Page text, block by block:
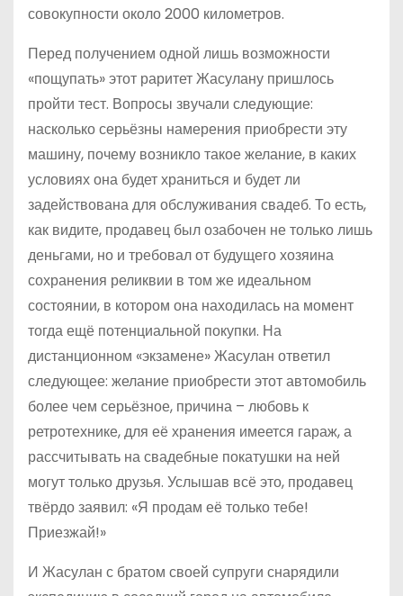
совокупности около 2000 километров.
Перед получением одной лишь возможности
«пощупать» этот раритет Жасулану пришлось
пройти тест. Вопросы звучали следующие:
насколько серьёзны намерения приобрести эту
машину, почему возникло такое желание, в каких
условиях она будет храниться и будет ли
задействована для обслуживания свадеб. То есть,
как видите, продавец был озабочен не только лишь
деньгами, но и требовал от будущего хозяина
сохранения реликвии в том же идеальном
состоянии, в котором она находилась на момент
тогда ещё потенциальной покупки. На
дистанционном «экзамене» Жасулан ответил
следующее: желание приобрести этот автомобиль
более чем серьёзное, причина – любовь к
ретротехнике, для её хранения имеется гараж, а
рассчитывать на свадебные покатушки на ней
могут только друзья. Услышав всё это, продавец
твёрдо заявил: «Я продам её только тебе!
Приезжай!»
И Жасулан с братом своей супруги снарядили